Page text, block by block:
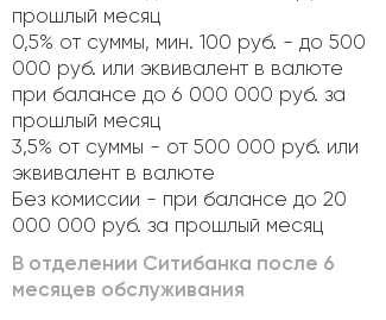
прошлый месяц
0,5% от суммы, мин. 100 руб. - до 500
000 руб. или эквивалент в валюте
при балансе до 6 000 000 руб. за
прошлый месяц
3,5% от суммы - от 500 000 руб. или
эквивалент в валюте
Без комиссии - при балансе до 20
000 000 руб. за прошлый месяц
В отделении Ситибанка после 6
месяцев обслуживания